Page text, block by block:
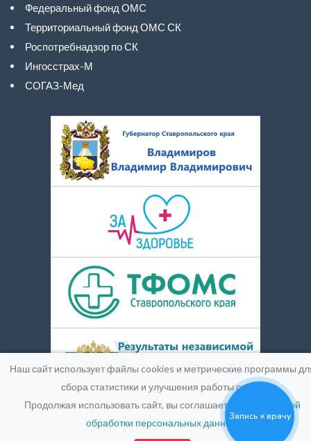
Федеральный фонд ОМС
Территориальный фонд ОМС СК
Роспотребнадзор по СК
Ингосстрах-М
СОГАЗ-Мед
Medpic LLC.Лицензия:ЛО-26-01-004900 от
Наш сайт использует файлы cookies и метрические программы
сбора статистики и улучшения работы сайта.
Продолжая использовать сайт, вы соглашаетесь с
Политикой
обработки персональных данных.
Запись к врачу